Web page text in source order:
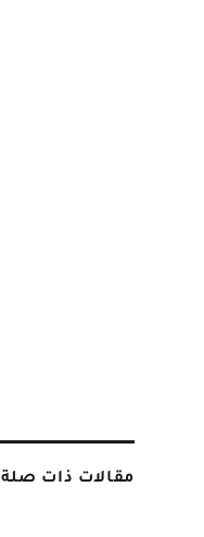
مقالات ذات صلة